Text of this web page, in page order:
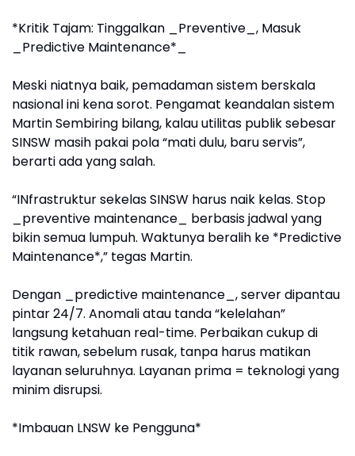
*Kritik Tajam: Tinggalkan _Preventive_, Masuk
_Predictive Maintenance*_
Meski niatnya baik, pemadaman sistem berskala
nasional ini kena sorot. Pengamat keandalan sistem
Martin Sembiring bilang, kalau utilitas publik sebesar
SINSW masih pakai pola “mati dulu, baru servis”,
berarti ada yang salah.
“INfrastruktur sekelas SINSW harus naik kelas. Stop
_preventive maintenance_ berbasis jadwal yang
bikin semua lumpuh. Waktunya beralih ke *Predictive
Maintenance*,” tegas Martin.
Dengan _predictive maintenance_, server dipantau
pintar 24/7. Anomali atau tanda “kelelahan”
langsung ketahuan real-time. Perbaikan cukup di
titik rawan, sebelum rusak, tanpa harus matikan
layanan seluruhnya. Layanan prima = teknologi yang
minim disrupsi.
*Imbauan LNSW ke Pengguna*